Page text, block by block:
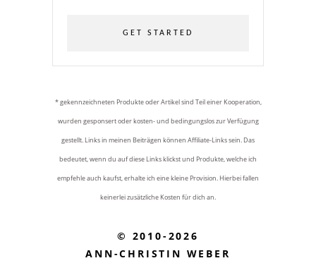
GET STARTED
* gekennzeichneten Produkte oder Artikel sind Teil einer Kooperation,
wurden gesponsert oder kosten- und bedingungslos zur Verfügung
gestellt. Links in meinen Beiträgen können Affiliate-Links sein. Das
bedeutet, wenn du auf diese Links klickst und Produkte, welche ich
empfehle auch kaufst, erhalte ich eine kleine Provision. Hierbei fallen
keinerlei zusätzliche Kosten für dich an.
© 2010-2026
ANN-CHRISTIN WEBER